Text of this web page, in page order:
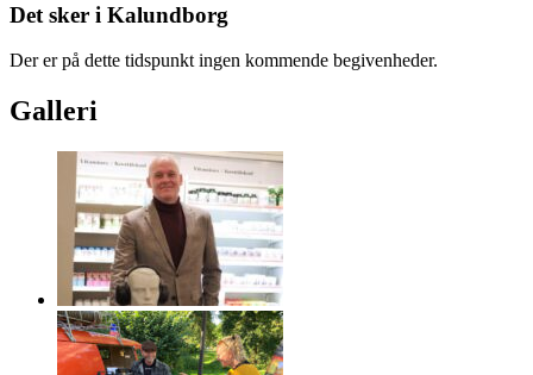
Det sker i Kalundborg
Der er på dette tidspunkt ingen kommende begivenheder.
Galleri